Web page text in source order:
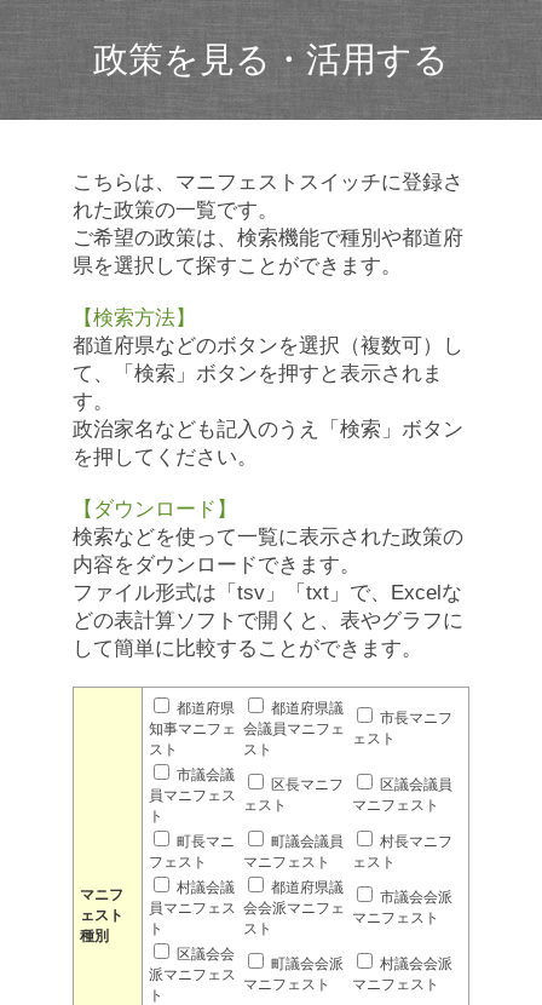
政策を見る・活用する
こちらは、マニフェストスイッチに登録さ
れた政策の一覧です。
ご希望の政策は、検索機能で種別や都道府
県を選択して探すことができます。
【検索方法】
都道府県などのボタンを選択（複数可）し
て、「検索」ボタンを押すと表示されま
す。
政治家名なども記入のうえ「検索」ボタン
を押してください。
【ダウンロード】
検索などを使って一覧に表示された政策の
内容をダウンロードできます。
ファイル形式は「tsv」「txt」で、Excelな
どの表計算ソフトで開くと、表やグラフに
して簡単に比較することができます。
マニフ
ェスト
種別
都道府県
知事マニフェ
スト
都道府県議
会議員マニフェ
スト
市長マニフ
ェスト
市議会議
員マニフェス
ト
区長マニフ
ェスト
区議会議員
マニフェスト
町長マニ
フェスト
町議会議員
マニフェスト
村長マニフ
ェスト
村議会議
員マニフェス
ト
都道府県議
会会派マニフェ
スト
市議会会派
マニフェスト
区議会会
派マニフェス
ト
町議会会派
マニフェスト
村議会会派
マニフェスト